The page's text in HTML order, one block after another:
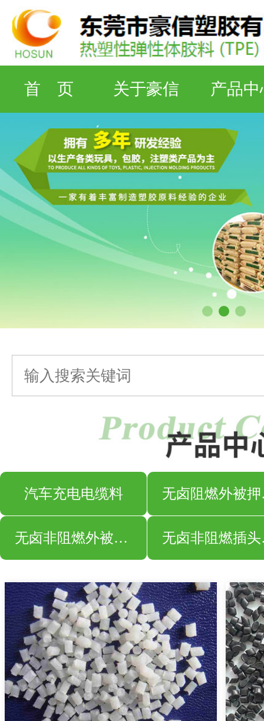
首 页 关于豪信 产品中
检测设备 工厂资质 联系
汽车充电电缆料
无卤非阻燃外被押出料